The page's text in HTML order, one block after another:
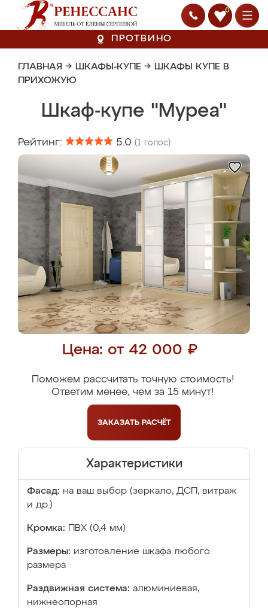
0
ПРОТВИНО
ГЛАВНАЯ → ШКАФЫ-КУПЕ → ШКАФЫ КУПЕ В
ПРИХОЖУЮ
Шкаф-купе "Муреа"
Рейтинг: 5.0 (1 голос)
Цена: от 42 000 ₽
Поможем рассчитать точную стоимость!
Ответим менее, чем за 15 минут!
ЗАКАЗАТЬ РАСЧЁТ
Характеристики
Фасад: на ваш выбор (зеркало, ДСП, витраж
и др.)
Кромка: ПВХ (0,4 мм)
Размеры: изготовление шкафа любого
размера
Раздвижная система: алюминиевая,
нижнеопорная